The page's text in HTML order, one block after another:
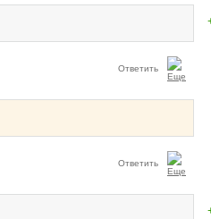
Ответить
Ответить